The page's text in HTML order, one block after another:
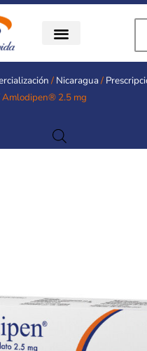
/ Nicaragua/
Amlodipen® 2.5 mg